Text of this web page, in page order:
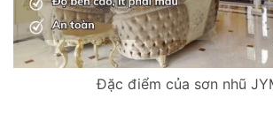
Đặc điểm của sơn nhũ